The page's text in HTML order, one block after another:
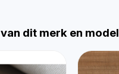
dit merk en model